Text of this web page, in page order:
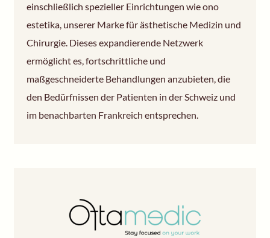
einschließlich spezieller Einrichtungen wie ono
estetika, unserer Marke für ästhetische Medizin und
Chirurgie. Dieses expandierende Netzwerk
ermöglicht es, fortschrittliche und
maßgeschneiderte Behandlungen anzubieten, die
den Bedürfnissen der Patienten in der Schweiz und
im benachbarten Frankreich entsprechen.